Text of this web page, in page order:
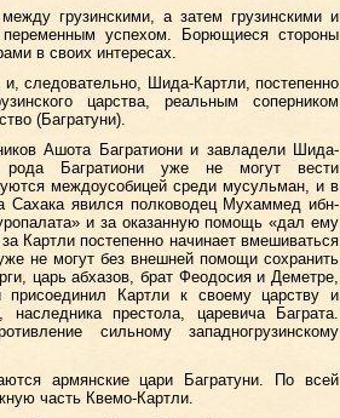
грузинскими, а затем грузинскими и
успехом. Борющиеся стороны
в своих интересах.
следовательно, Шида-Картли, постепенно
царства, реальным соперником
(Багратуни).
Ашота Багратиони и завладели Шида-
Багратиони уже не могут вести
междоусобицей среди мусульман, и в
Сахака явился полководец Мухаммед ибн-
и за оказанную помощь «дал ему
Картли постепенно начинает вмешиваться
не могут без внешней помощи сохранить
царь абхазов, брат Феодосия и Деметре,
Картли к своему царству и
престола, царевича Баграта.
сильному западногрузинскому
армянские цари Багратуни. По всей
часть Квемо-Картли.